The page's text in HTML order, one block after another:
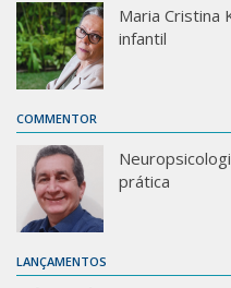
Maria Cristina
infantil
COMMENTOR
prática
LANÇAMENTOS